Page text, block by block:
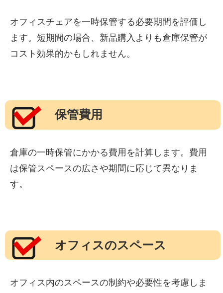
オフィスチェアを一時保管する必要期間を評価し
ます。短期間の場合、新品購入よりも倉庫保管が
コスト効果的かもしれません。
保管費用
倉庫の一時保管にかかる費用を計算します。費用
は保管スペースの広さや期間に応じて異なりま
す。
オフィスのスペース
オフィス内のスペースの制約や必要性を考慮しま